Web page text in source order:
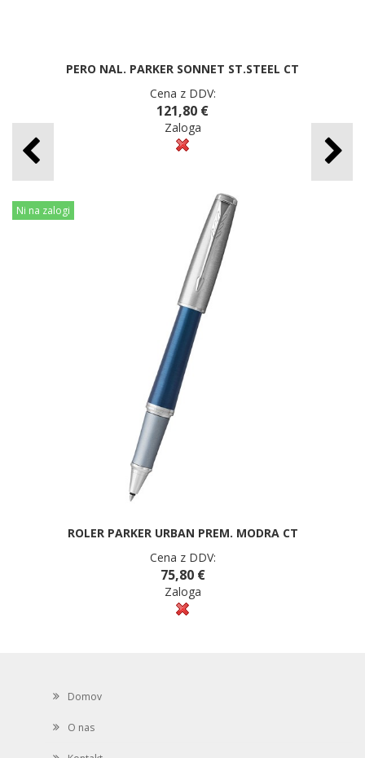
PERO NAL. PARKER SONNET ST.STEEL CT
Cena z DDV:
121,80 €
Zaloga
Ni na zalogi
ROLER PARKER URBAN PREM. MODRA CT
Cena z DDV:
75,80 €
Zaloga
Domov
O nas